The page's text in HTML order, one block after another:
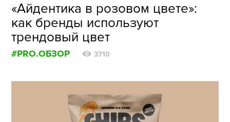
«Айдентика в розовом цвете»:
как бренды используют
трендовый цвет
#PRO.ОБЗОР 3710